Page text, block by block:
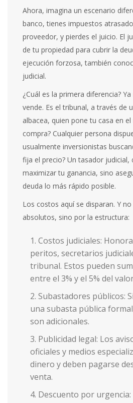
Ahora, imagina un escenario
banco, tienes impuestos
proveedor, y pierdes el juicio. El
de tu propiedad para cubrir la
ejecución forzosa, también
judicial.
¿Cuál es la primera diferencia?
vende. Es el tribunal, a través de
albacea, quien pone tu casa en
compra? Cualquier persona
usualmente inversionistas
fija el precio? Un tasador
maximizar tu ganancia, sino
deuda lo más rápido posible.
Los costos aquí se disparan. Y
absolutos, sino por la estructura:
Costos judiciales:
peritos, secretarios
tribunal. Estos pueden
entre el 3% y el 5% del
Subastadores públicos:
una subasta pública
son adicionales.
Publicidad legal: Los
oficiales y medios
dinero y deben pagarse
venta.
Descuento por urgencia